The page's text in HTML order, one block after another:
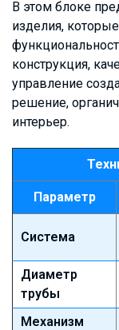
В этом блоке
изделия,
конструкция,
управление
решение,
интерьер.
Параметр
Система
Диаметр
трубы
Механизм